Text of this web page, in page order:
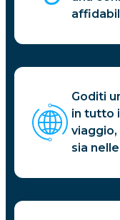
Goditi
in tutto
sia